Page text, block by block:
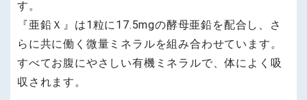
す。
『亜鉛Ｘ』は1粒に17.5mgの酵母亜鉛を配合し、さ
らに共に働く微量ミネラルを組み合わせています。
すべてお腹にやさしい有機ミネラルで、体によく吸
収されます。